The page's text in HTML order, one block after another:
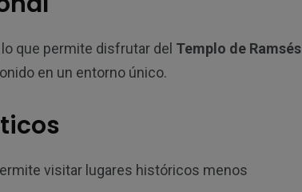
que permite disfrutar del Templo de Ramsés
en un entorno único.
visitar lugares históricos menos